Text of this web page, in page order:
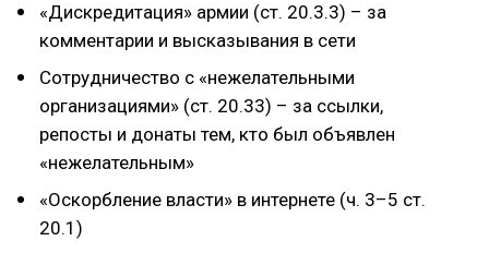
«Дискредитация» армии (ст. 20.3.3) – за
комментарии и высказывания в сети
Сотрудничество с «нежелательными
организациями» (ст. 20.33) – за ссылки,
репосты и донаты тем, кто был объявлен
«нежелательным»
«Оскорбление власти» в интернете (ч. 3–5 ст.
20.1)